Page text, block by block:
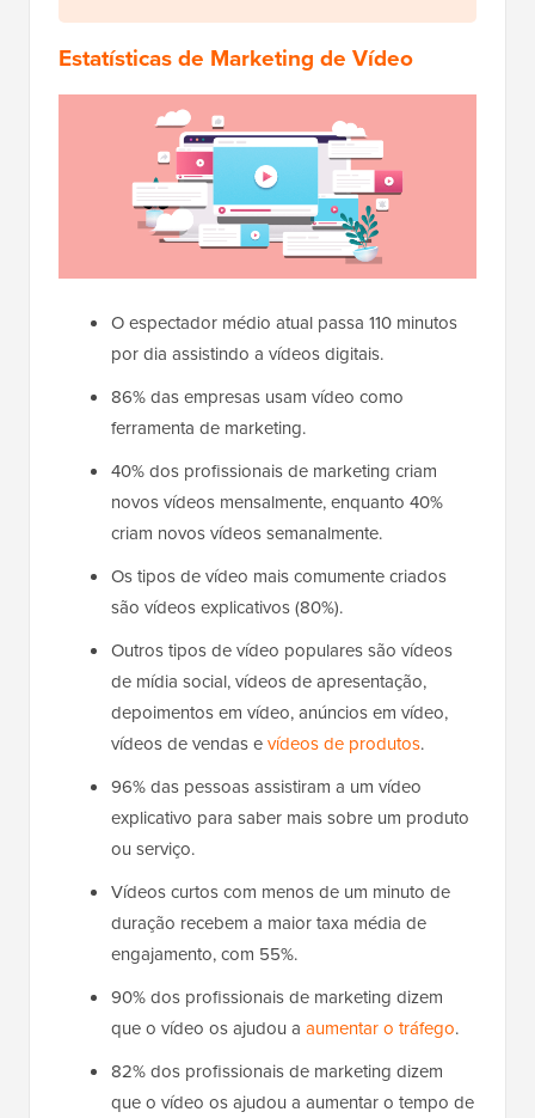
Estatísticas de Marketing de Vídeo
O espectador médio atual passa 110 minutos
por dia assistindo a vídeos digitais.
86% das empresas usam vídeo como
ferramenta de marketing.
40% dos profissionais de marketing criam
novos vídeos mensalmente, enquanto 40%
criam novos vídeos semanalmente.
Os tipos de vídeo mais comumente criados
são vídeos explicativos (80%).
Outros tipos de vídeo populares são vídeos
de mídia social, vídeos de apresentação,
depoimentos em vídeo, anúncios em vídeo,
vídeos de vendas evídeos de produtos.
96% das pessoas assistiram a um vídeo
explicativo para saber mais sobre um produto
ou serviço.
Vídeos curtos com menos de um minuto de
duração recebem a maior taxa média de
engajamento, com 55%.
90% dos profissionais de marketing dizem
que o vídeo os ajudou a aumentar o tráfego.
82% dos profissionais de marketing dizem
que o vídeo os ajudou a aumentar o tempo de